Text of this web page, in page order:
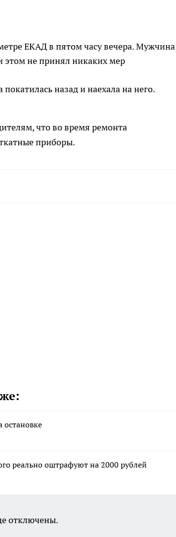
ЕКАД в пятом часу вечера. Мужчина
этом не принял никаких мер
назад и наехала на него.
что во время ремонта
приборы.
остановке
реально оштрафуют на 2000 рублей
отключены.